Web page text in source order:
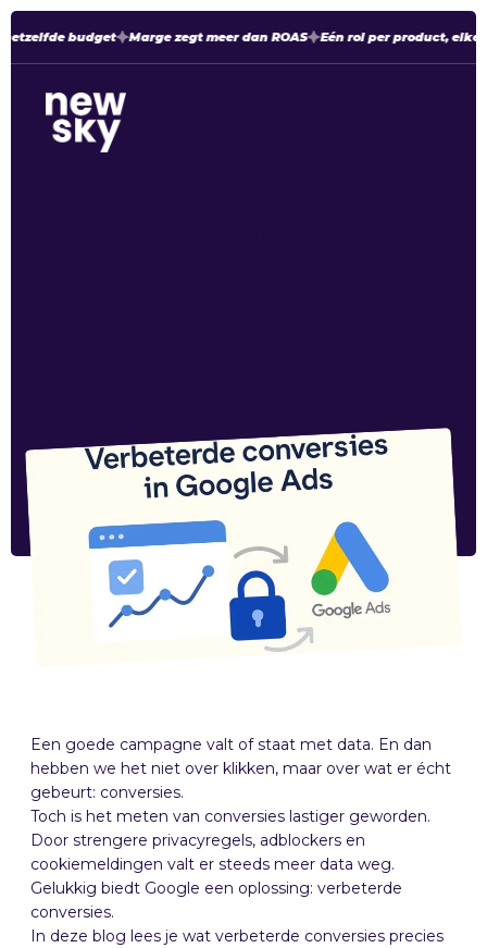
budget Marge zegt meer dan ROAS Eén rol per product, elke
Een goede campagne valt of staat met data. En dan
hebben we het niet over klikken, maar over wat er écht
gebeurt: conversies.
Toch is het meten van conversies lastiger geworden.
Door strengere privacyregels, adblockers en
cookiemeldingen valt er steeds meer data weg.
Gelukkig biedt Google een oplossing: verbeterde
conversies.
In deze blog lees je wat verbeterde conversies precies